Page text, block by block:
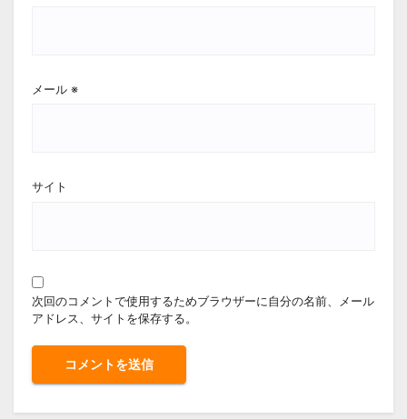
メール ※
サイト
次回のコメントで使用するためブラウザーに自分の名前、メール
アドレス、サイトを保存する。